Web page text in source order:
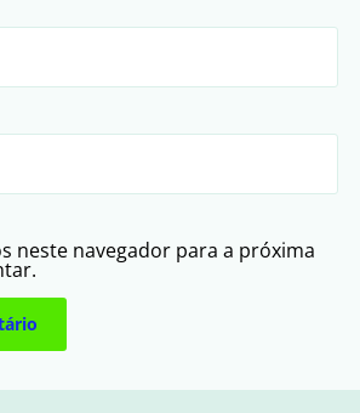
neste navegador para a próxima